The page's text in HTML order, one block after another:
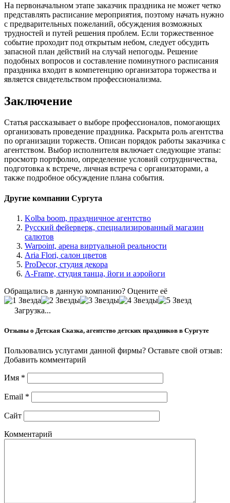
На первоначальном этапе заказчик праздника не может четко
представлять расписание мероприятия, поэтому начать нужно
с предварительных пожеланий, обсуждения возможных
трудностей и путей решения проблем. Если торжественное
событие проходит под открытым небом, следует обсудить
запасной план действий на случай непогоды. Решение
подобных вопросов и составление поминутного расписания
праздника входит в компетенцию организатора торжества и
является свидетельством профессионализма.
Заключение
Статья рассказывает о выборе профессионалов, помогающих
организовать проведение праздника. Раскрыта роль агентства
по организации торжеств. Описан порядок работы заказчика с
агентством. Выбор исполнителя включает следующие этапы:
просмотр портфолио, определение условий сотрудничества,
подготовка к встрече, личная встреча с организаторами, а
также подробное обсуждение плана события.
Другие компании Сургута
Kolba boom, праздничное агентство
Русский фейерверк, специализированный магазин
салютов
Warpoint, арена виртуальной реальности
Aria Flori, салон цветов
ProDecor, студия декора
A-Frame, студия танца, йоги и аэройоги
Обращались в данную компанию? Оцените её
Загрузка...
Отзывы о Детская Сказка, агентство детских праздников в Сургуте
Пользовались услугами данной фирмы? Оставьте свой отзыв:
Добавить комментарий
Имя *
Email *
Сайт
Комментарий